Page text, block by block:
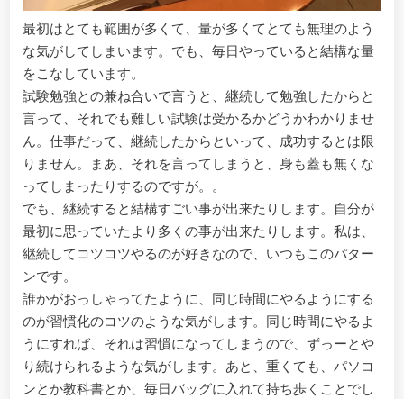
最初はとても範囲が多くて、量が多くてとても無理のよう
な気がしてしまいます。でも、毎日やっていると結構な量
をこなしています。
試験勉強との兼ね合いで言うと、継続して勉強したからと
言って、それでも難しい試験は受かるかどうかわかりませ
ん。仕事だって、継続したからといって、成功するとは限
りません。まあ、それを言ってしまうと、身も蓋も無くな
ってしまったりするのですが。。
でも、継続すると結構すごい事が出来たりします。自分が
最初に思っていたより多くの事が出来たりします。私は、
継続してコツコツやるのが好きなので、いつもこのパター
ンです。
誰かがおっしゃってたように、同じ時間にやるようにする
のが習慣化のコツのような気がします。同じ時間にやるよ
うにすれば、それは習慣になってしまうので、ずっーとや
り続けられるような気がします。あと、重くても、パソコ
ンとか教科書とか、毎日バッグに入れて持ち歩くことでし